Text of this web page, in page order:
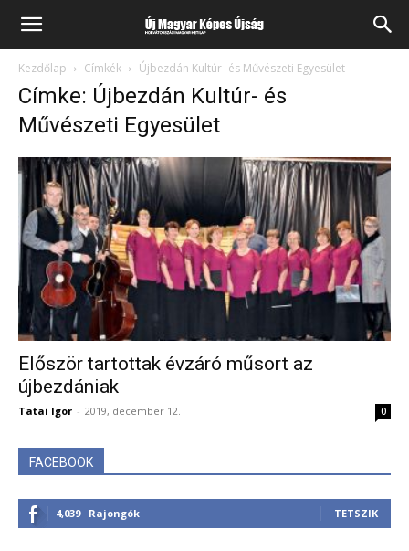
Kezdőlap Címkék Újbezdán Kultúr- és Művészeti Egyesület
Címke: Újbezdán Kultúr- és
Művészeti Egyesület
Először tartottak évzáró műsort az
újbezdániak
Tatai Igor - 2019, december 12. 0
FACEBOOK
4,039 Rajongók TETSZIK